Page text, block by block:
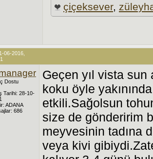
çiçeksever,
06-2016,
Dostu
Tarihi: 28-10-
ADANA
686
Geçen yıl vista sun
koku öyle
etkili.Sağolsun
size de gönderirim
meyvesinin tadına
veya kivi